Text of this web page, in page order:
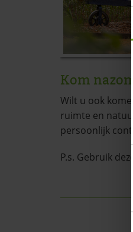
Kom
Wilt u ook
ruimte en
persoonlijk
P.s. Gebruik